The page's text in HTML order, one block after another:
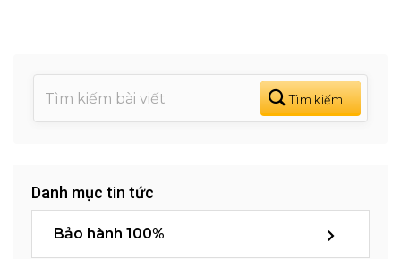
Danh mục tin tức
Bảo hành 100%